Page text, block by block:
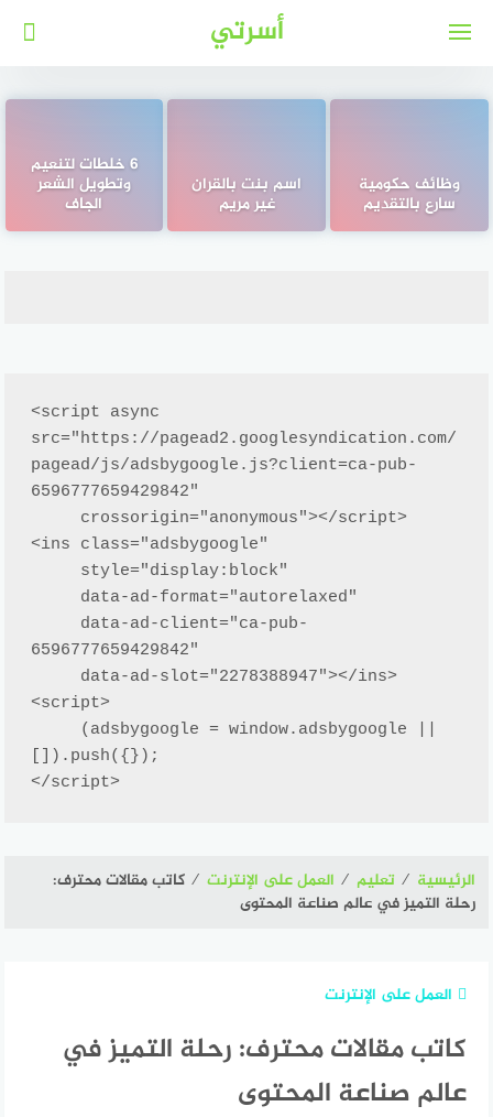
أسرتي
وظائف حكومية
سارع بالتقديم
اسم بنت بالقران
غير مريم
6 خلطات لتنعيم
وتطويل الشعر
الجاف
<script async
src="https://pagead2.googlesyndication.com/
pagead/js/adsbygoogle.js?client=ca-pub-
6596777659429842"
<ins class="adsbygoogle"
6596777659429842"
<script>
[]).push({});
</script>
الرئيسية ⁄ تعليم ⁄ العمل على الإنترنت ⁄ كاتب مقالات محترف:
رحلة التميز في عالم صناعة المحتوى
العمل على الإنترنت
كاتب مقالات محترف: رحلة التميز في
عالم صناعة المحتوى